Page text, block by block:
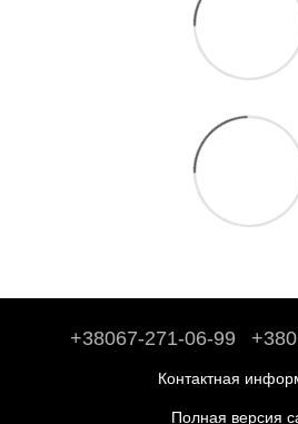
+38067-271-06-99
Контактная
Полная версия